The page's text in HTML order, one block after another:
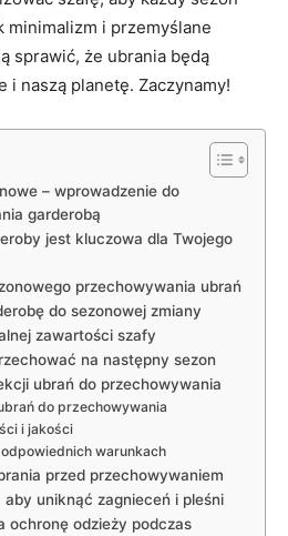
minimalizm‍ i przemyślane
sprawić, że ‌ubrania będą
i ⁣naszą planetę. Zaczynamy!
– wprowadzenie do
garderobą
jest kluczowa dla Twojego
przechowywania ubrań
do sezonowej zmiany
zawartości szafy
na następny sezon
ubrań do przechowywania
do ⁢przechowywania
i‌ jakości
⁢warunkach
przed przechowywaniem
uniknąć zagnieceń i pleśni
⁣ochronę odzieży podczas